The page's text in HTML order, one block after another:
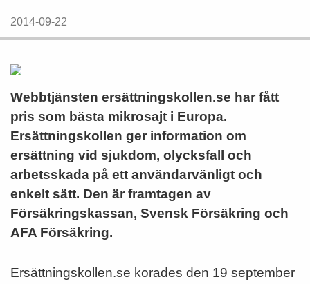
2014-09-22
Webbtjänsten ersättningskollen.se har fått
pris som bästa mikrosajt i Europa.
Ersättningskollen ger information om
ersättning vid sjukdom, olycksfall och
arbetsskada på ett användarvänligt och
enkelt sätt. Den är framtagen av
Försäkringskassan, Svensk Försäkring och
AFA Försäkring.
Ersättningskollen.se korades den 19 september